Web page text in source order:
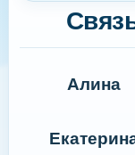
Алина